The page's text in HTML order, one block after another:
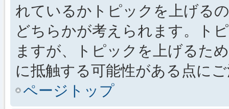
れているかトピックを上げる
どちらかが考えられます。ト
ますが、トピックを上げるた
に抵触する可能性がある点に
ページトップ